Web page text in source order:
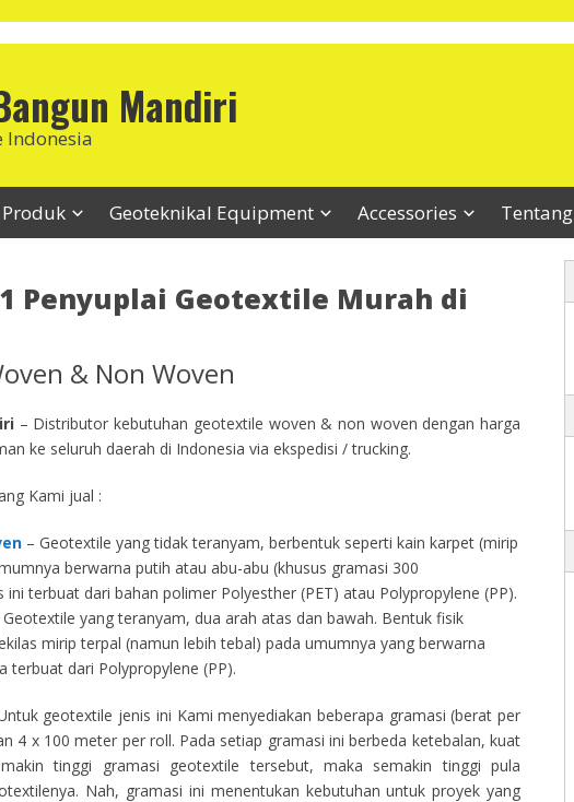
Mandiri
Geoteknikal Equipment Accessories Tentang
Penyuplai Geotextile Murah di
& Non Woven
– Distributor kebutuhan geotextile woven & non woven dengan harga
ke seluruh daerah di Indonesia via ekspedisi / trucking.
Kami jual :
– Geotextile yang tidak teranyam, berbentuk seperti kain karpet (mirip
berwarna putih atau abu-abu (khusus gramasi 300
ini terbuat dari bahan polimer Polyesther (PET) atau Polypropylene (PP).
Geotextile yang teranyam, dua arah atas dan bawah. Bentuk fisik
mirip terpal (namun lebih tebal) pada umumnya yang berwarna
terbuat dari Polypropylene (PP).
geotextile jenis ini Kami menyediakan beberapa gramasi (berat per
4 x 100 meter per roll. Pada setiap gramasi ini berbeda ketebalan, kuat
tinggi gramasi geotextile tersebut, maka semakin tinggi pula
Nah, gramasi ini menentukan kebutuhan untuk proyek yang